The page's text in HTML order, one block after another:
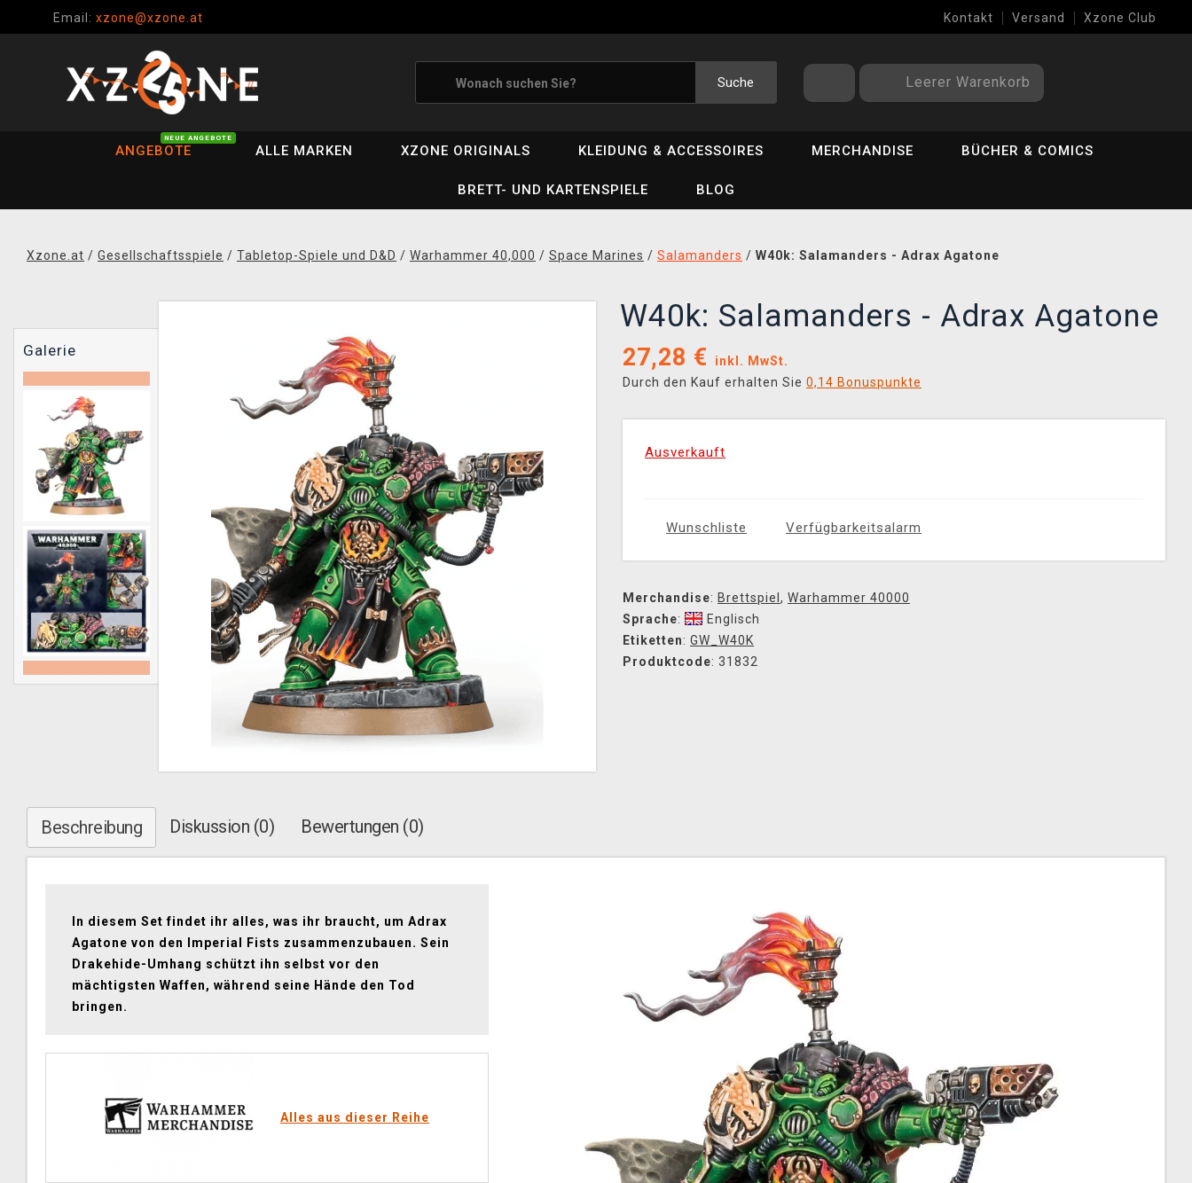
Email: xzone@xzone.at Kontakt Versand Xzone Club
Suche Leerer Warenkorb
ANGEBOTE
NEUE ANGEBOTE
ALLE MARKEN XZONE ORIGINALS KLEIDUNG & ACCESSOIRES MERCHANDISE BÜCHER & COMICS
BRETT- UND KARTENSPIELE BLOG
Xzone.at / Gesellschaftsspiele / Tabletop-Spiele und D&D / Warhammer 40,000 / Space Marines / Salamanders / W40k: Salamanders - Adrax Agatone
Galerie
W40k: Salamanders - Adrax Agatone
27,28 €
inkl. MwSt.
Durch den Kauf erhalten Sie 0,14 Bonuspunkte
Ausverkauft
Wunschliste Verfügbarkeitsalarm
Merchandise: Brettspiel , Warhammer 40000
Sprache:
Englisch
Etiketten: GW_W40K
Produktcode: 31832
Beschreibung Diskussion (0) Bewertungen (0)
In diesem Set findet ihr alles, was ihr braucht, um Adrax
Agatone von den Imperial Fists zusammenzubauen. Sein
Drakehide-Umhang schützt ihn selbst vor den
mächtigsten Waffen, während seine Hände den Tod
bringen.
Alles aus dieser Reihe